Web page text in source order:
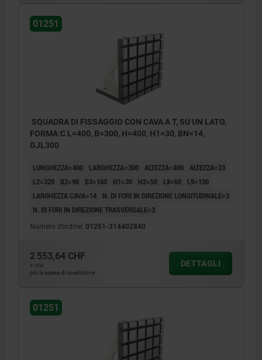
DIN 912
01251
SQUADRA DI FISSAGGIO CON CAVA A T, SU UN LATO,
FORMA:C L=400, B=300, H=400, H1=30, BN=14,
GJL300
LUNGHEZZA=400 LARGHEZZA=300 ALTEZZA=400 ALTEZZA=23
L2=320
B2=90 B3=160 H1=30 H2=50 L8=60
L9=100
LARGHEZZA CAVA=14
N. DI FORI IN DIREZIONE LONGITUDINALE=3
N. DI FORI IN DIREZIONE TRASVERSALE=3
Numero d’ordine: 01251-314402840
2 553,64 CHF
+ IVA
più le spese di spedizione
DETTAGLI
01251